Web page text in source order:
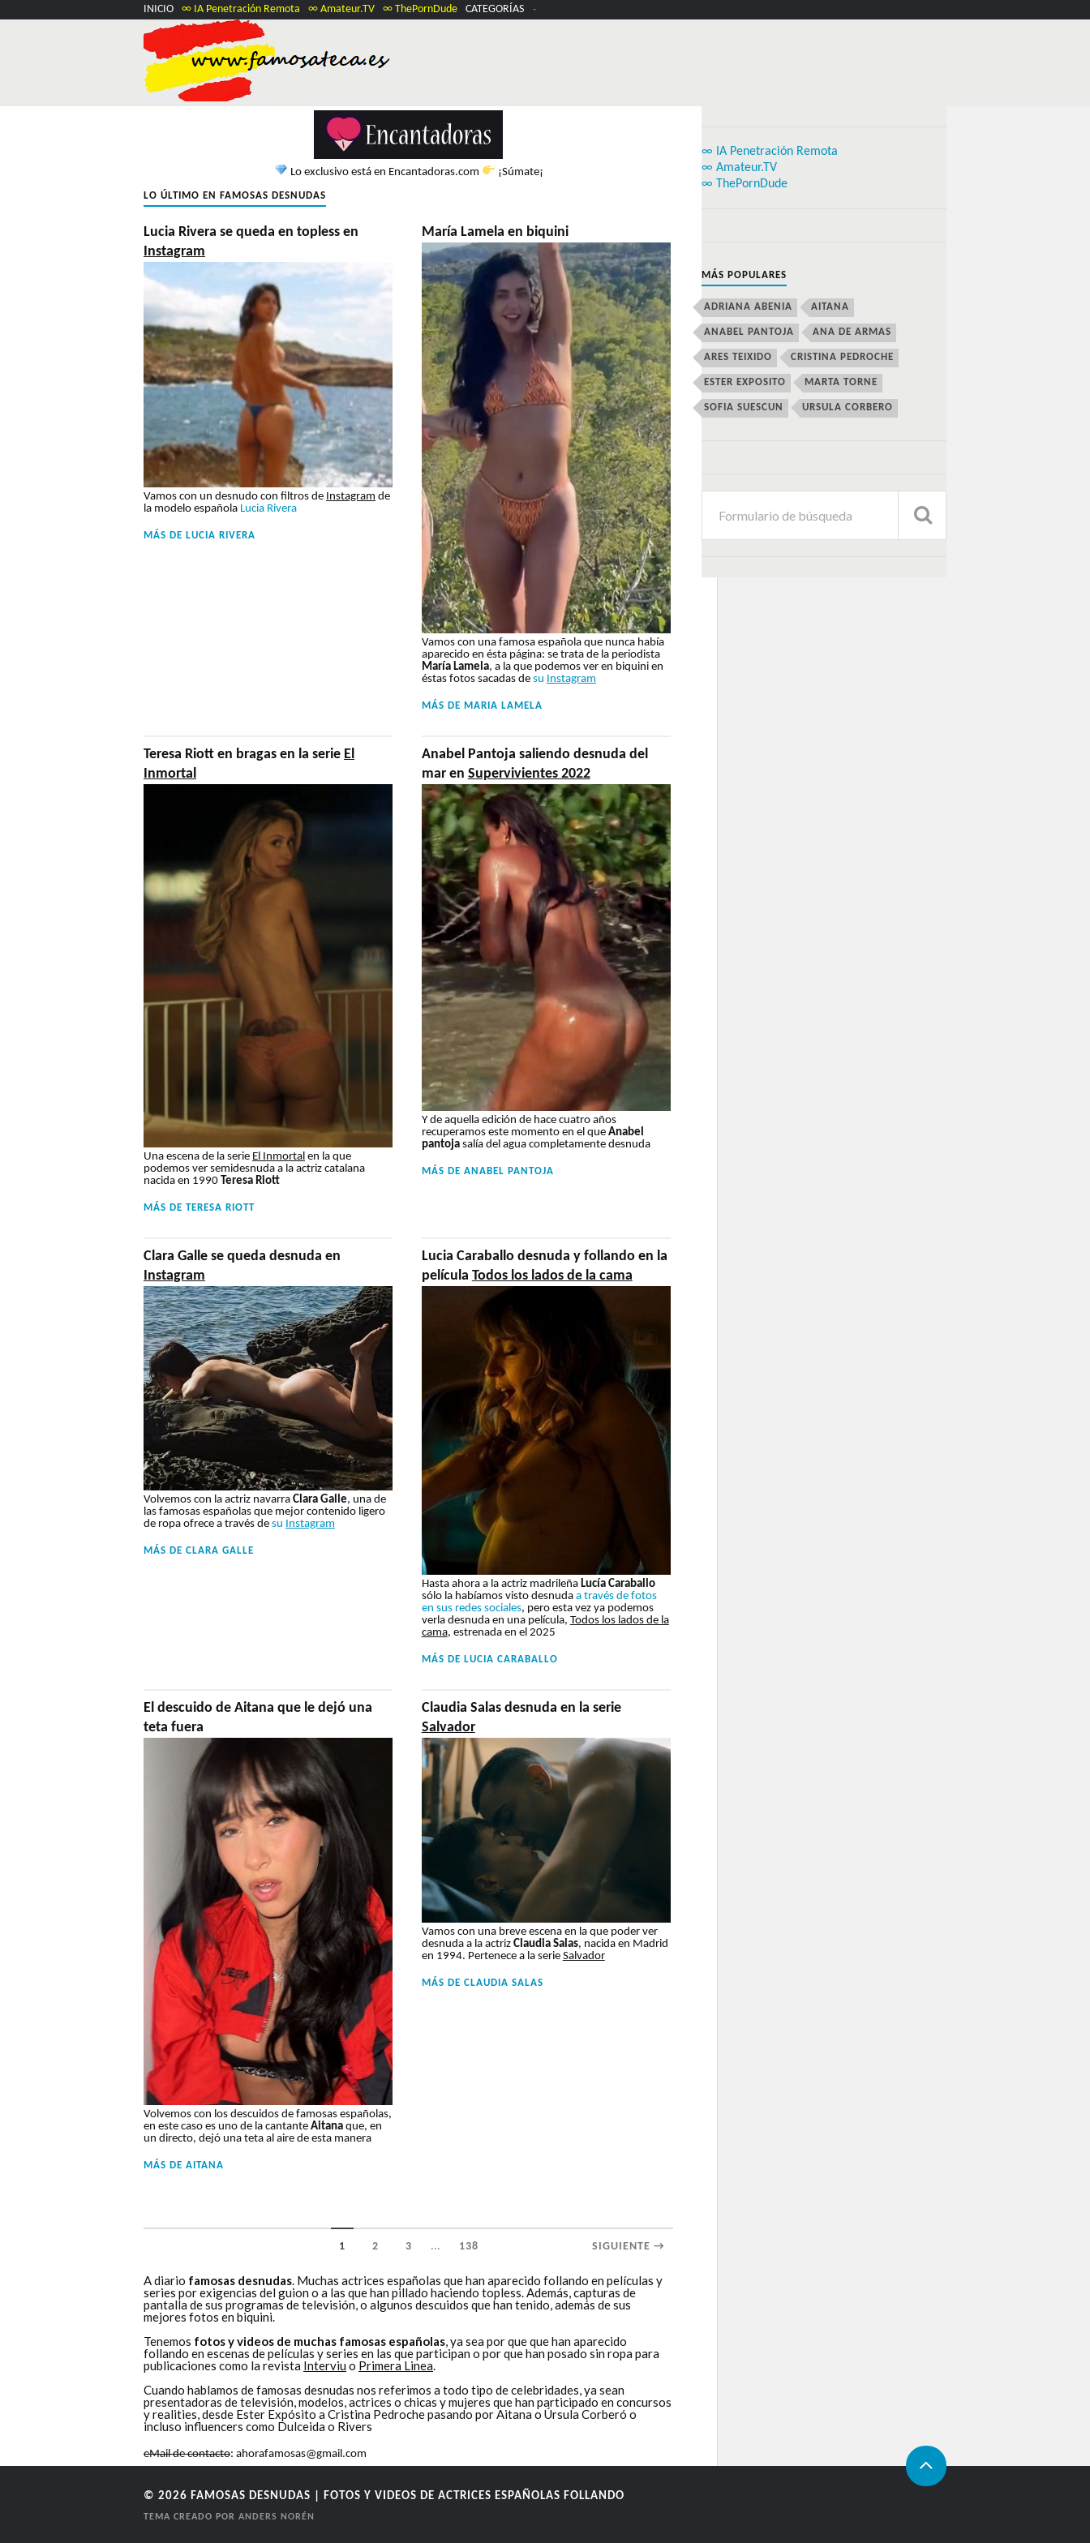
INICIO ∞ IA Penetración Remota ∞ Amateur.TV ∞ ThePornDude CATEGORÍAS
Lo exclusivo está en Encantadoras.com ¡Súmate¡
LO ÚLTIMO EN FAMOSAS DESNUDAS
Lucia Rivera se queda en topless en
Instagram
Vamos con un desnudo con filtros de Instagram de
la modelo española Lucia Rivera
MÁS DE LUCIA RIVERA
María Lamela en biquini
Vamos con una famosa española que nunca había
aparecido en ésta página: se trata de la periodista
María Lamela, a la que podemos ver en biquini en
éstas fotos sacadas de su Instagram
MÁS DE MARIA LAMELA
Teresa Riott en bragas en la serie El
Inmortal
Una escena de la serie El Inmortal en la que
podemos ver semidesnuda a la actriz catalana
nacida en 1990 Teresa Riott
MÁS DE TERESA RIOTT
Anabel Pantoja saliendo desnuda del
mar en Supervivientes 2022
Y de aquella edición de hace cuatro años
recuperamos este momento en el que Anabel
pantojasalía del agua completamente desnuda
MÁS DE ANABEL PANTOJA
Clara Galle se queda desnuda en
Instagram
Volvemos con la actriz navarra Clara Galle, una de
las famosas españolas que mejor contenido ligero
de ropa ofrece a través de su Instagram
MÁS DE CLARA GALLE
Lucia Caraballo desnuda y follando en la
película Todos los lados de la cama
Hasta ahora a la actriz madrileña Lucía Caraballo
sólo la habíamos visto desnuda a través de fotos
en sus redes sociales, pero esta vez ya podemos
verla desnuda en una película, Todos los lados de la
cama, estrenada en el 2025
MÁS DE LUCIA CARABALLO
El descuido de Aitana que le dejó una
teta fuera
Volvemos con los descuidos de famosas españolas,
en este caso es uno de la cantante Aitana que, en
un directo, dejó una teta al aire de esta manera
MÁS DE AITANA
Claudia Salas desnuda en la serie
Salvador
Vamos con una breve escena en la que poder ver
desnuda a la actriz Claudia Salas, nacida en Madrid
en 1994. Pertenece a la serie Salvador
MÁS DE CLAUDIA SALAS
1 2 3 ... 138 SIGUIENTE →
A diario famosas desnudas. Muchas actrices españolas que han aparecido follando en películas y
series por exigencias del guion o a las que han pillado haciendo topless. Además, capturas de
pantalla de sus programas de televisión, o algunos descuidos que han tenido, además de sus
mejores fotos en biquini.
Tenemos fotos y videos de muchas famosas españolas, ya sea por que que han aparecido
follando en escenas de películas y series en las que participan o por que han posado sin ropa para
publicaciones como la revista Interviu o Primera Linea.
Cuando hablamos de famosas desnudas nos referimos a todo tipo de celebridades, ya sean
presentadoras de televisión, modelos, actrices o chicas y mujeres que han participado en concursos
y realities, desde Ester Expósito a Cristina Pedroche pasando por Aitana o Úrsula Corberó o
incluso influencers como Dulceida o Rivers
eMail de contacto: ahorafamosas@gmail.com
∞ IA Penetración Remota
∞ Amateur.TV
∞ ThePornDude
MÁS POPULARES
ADRIANA ABENIA AITANA
ANABEL PANTOJA ANA DE ARMAS
ARES TEIXIDO CRISTINA PEDROCHE
ESTER EXPOSITO MARTA TORNE
SOFIA SUESCUN URSULA CORBERO
© 2026 FAMOSAS DESNUDAS | FOTOS Y VIDEOS DE ACTRICES ESPAÑOLAS FOLLANDO
TEMA CREADO POR ANDERS NORÉN